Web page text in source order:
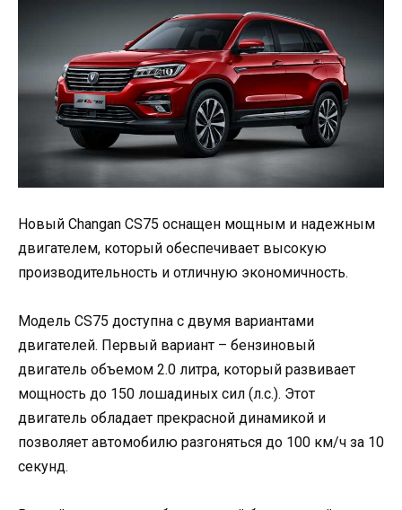
Новый Changan CS75 оснащен мощным и надежным
двигателем, который обеспечивает высокую
производительность и отличную экономичность.
Модель CS75 доступна с двумя вариантами
двигателей. Первый вариант – бензиновый
двигатель объемом 2.0 литра, который развивает
мощность до 150 лошадиных сил (л.с.). Этот
двигатель обладает прекрасной динамикой и
позволяет автомобилю разгоняться до 100 км/ч за 10
секунд.